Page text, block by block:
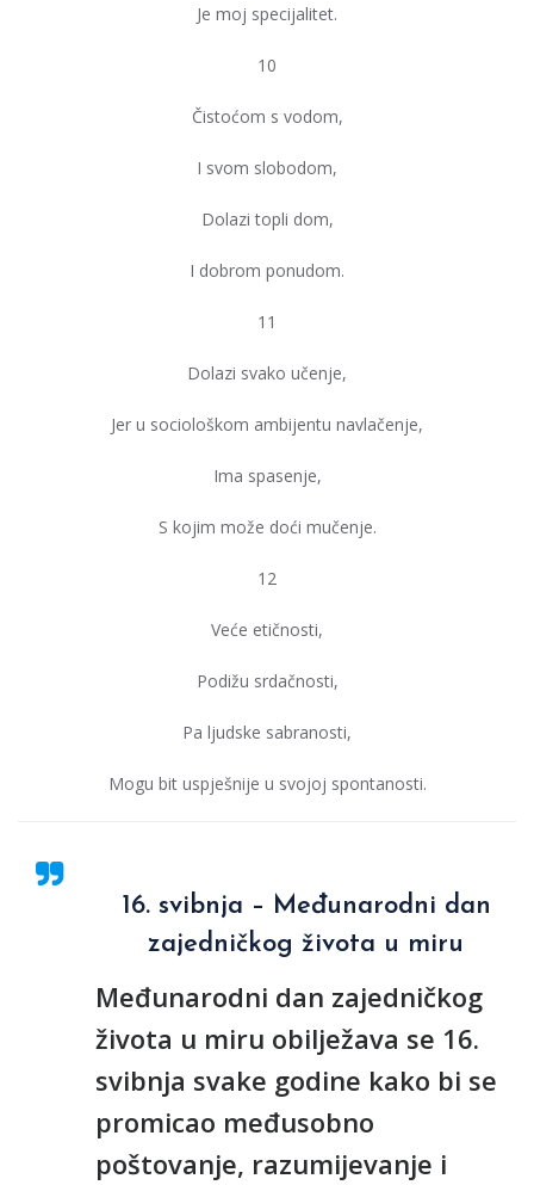
Je moj specijalitet.
10
Čistoćom s vodom,
I svom slobodom,
Dolazi topli dom,
I dobrom ponudom.
11
Dolazi svako učenje,
Jer u sociološkom ambijentu navlačenje,
Ima spasenje,
S kojim može doći mučenje.
12
Veće etičnosti,
Podižu srdačnosti,
Pa ljudske sabranosti,
Mogu bit uspješnije u svojoj spontanosti.
16. svibnja – Međunarodni dan
zajedničkog života u miru
Međunarodni dan zajedničkog
života u miru obilježava se 16.
svibnja svake godine kako bi se
promicao međusobno
poštovanje, razumijevanje i